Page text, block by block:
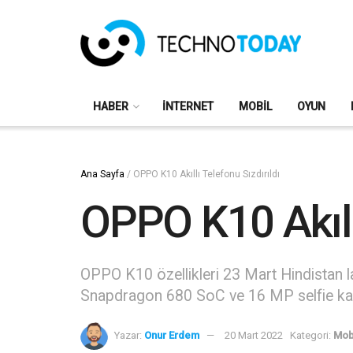
HABER İNTERNET MOBIL OYUN
Ana Sayfa / OPPO K10 Akıllı Telefonu Sızdırıldı
OPPO K10
OPPO K10 özellikleri 23 Mart Hindistan
Snapdragon 680 SoC ve 16 MP selfie
Yazar: Onur Erdem 20 Mart 2022 Kategori: